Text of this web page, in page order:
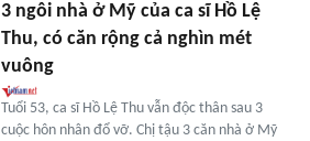
3 ngôi nhà ở Mỹ của ca sĩ Hồ Lệ
Thu, có căn rộng cả nghìn mét
vuông
Tuổi 53, ca sĩ Hồ Lệ Thu vẫn độc thân sau 3
cuộc hôn nhân đổ vỡ. Chị tậu 3 căn nhà ở Mỹ